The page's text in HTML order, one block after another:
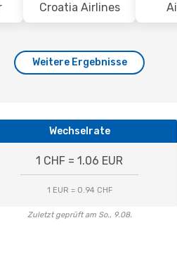
Croatia Airlines
Weitere Ergebnisse
Wechselrate
1 CHF = 1.06 EUR
1 EUR = 0.94 CHF
Zuletzt geprüft am So., 9.08.